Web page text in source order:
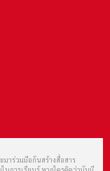
มาร่วมมือกันสร้างสื่อสาร